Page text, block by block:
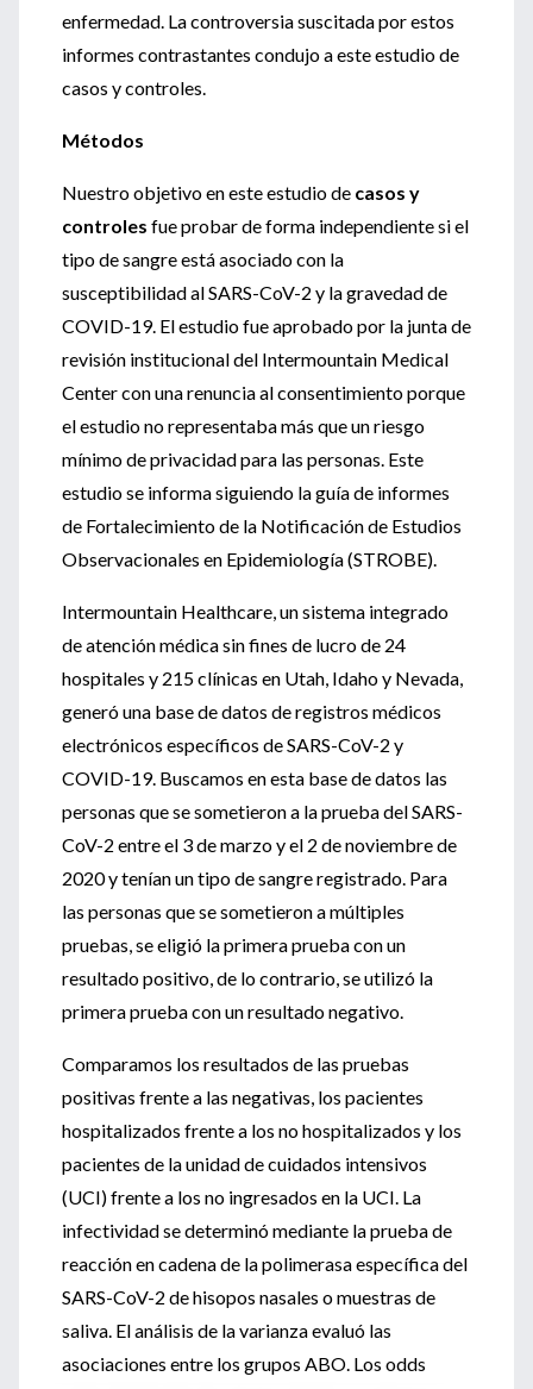
enfermedad. La controversia suscitada por estos
informes contrastantes condujo a este estudio de
casos y controles.
Métodos
Nuestro objetivo en este estudio de casos y
controles fue probar de forma independiente si el
tipo de sangre está asociado con la
susceptibilidad al SARS-CoV-2 y la gravedad de
COVID-19. El estudio fue aprobado por la junta de
revisión institucional del Intermountain Medical
Center con una renuncia al consentimiento porque
el estudio no representaba más que un riesgo
mínimo de privacidad para las personas. Este
estudio se informa siguiendo la guía de informes
de Fortalecimiento de la Notificación de Estudios
Observacionales en Epidemiología (STROBE).
Intermountain Healthcare, un sistema integrado
de atención médica sin fines de lucro de 24
hospitales y 215 clínicas en Utah, Idaho y Nevada,
generó una base de datos de registros médicos
electrónicos específicos de SARS-CoV-2 y
COVID-19. Buscamos en esta base de datos las
personas que se sometieron a la prueba del SARS-
CoV-2 entre el 3 de marzo y el 2 de noviembre de
2020 y tenían un tipo de sangre registrado. Para
las personas que se sometieron a múltiples
pruebas, se eligió la primera prueba con un
resultado positivo, de lo contrario, se utilizó la
primera prueba con un resultado negativo.
Comparamos los resultados de las pruebas
positivas frente a las negativas, los pacientes
hospitalizados frente a los no hospitalizados y los
pacientes de la unidad de cuidados intensivos
(UCI) frente a los no ingresados ​​en la UCI. La
infectividad se determinó mediante la prueba de
reacción en cadena de la polimerasa específica del
SARS-CoV-2 de hisopos nasales o muestras de
saliva. El análisis de la varianza evaluó las
asociaciones entre los grupos ABO. Los odds